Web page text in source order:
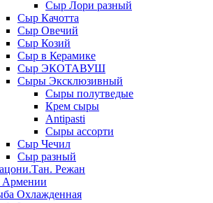
Сыр Лори разный
Сыр Качотта
Сыр Овечий
Сыр Козий
Сыр в Керамике
Сыр ЭКОТАВУШ
Сыры Эксклюзивный
Сыры полутведые
Крем сыры
Antipasti
Сыры ассорти
Сыр Чечил
Сыр разный
Режан
Армении
Охлажденная